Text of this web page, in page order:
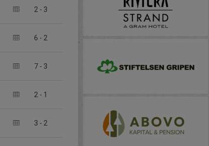
2 - 3
6 - 2
7 - 3
2 - 1
3 - 2